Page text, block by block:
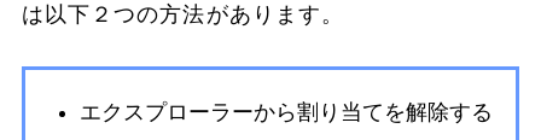
は以下２つの方法があります。
エクスプローラーから割り当てを解除する